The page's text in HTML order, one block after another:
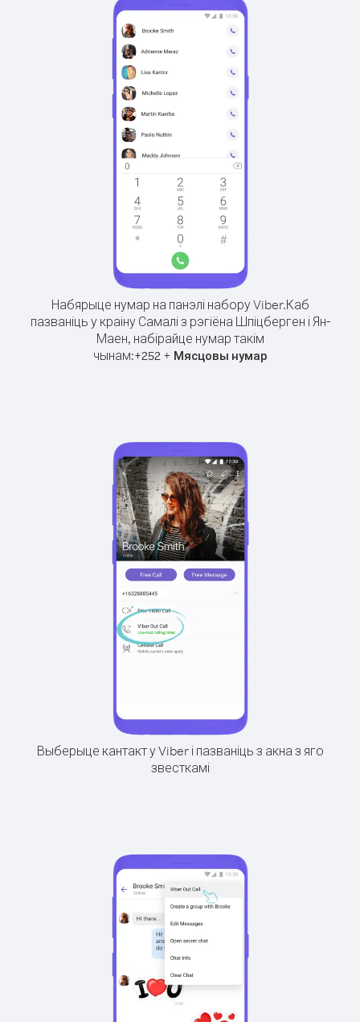
Набярыце нумар на панэлі набору Viber.Каб
пазваніць у краіну Самалі з рэгіёна Шпіцберген і Ян-
Маен, набірайце нумар такім
чынам:+252+ Мясцовы нумар
Выберыце кантакт у Viber і пазваніць з акна з яго
звесткамі